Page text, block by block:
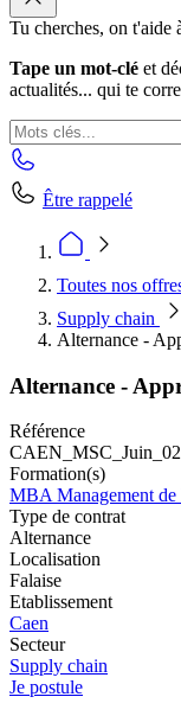
Tu cherches, on t'aide
Tape un mot-clé et
actualités... qui te
Être rappelé
Toutes nos
Supply chain
Alternance -
Alternance -
Référence
CAEN_MSC_Juin_02
Formation(s)
MBA Management
Type de contrat
Alternance
Localisation
Falaise
Etablissement
Caen
Secteur
Supply chain
Je postule